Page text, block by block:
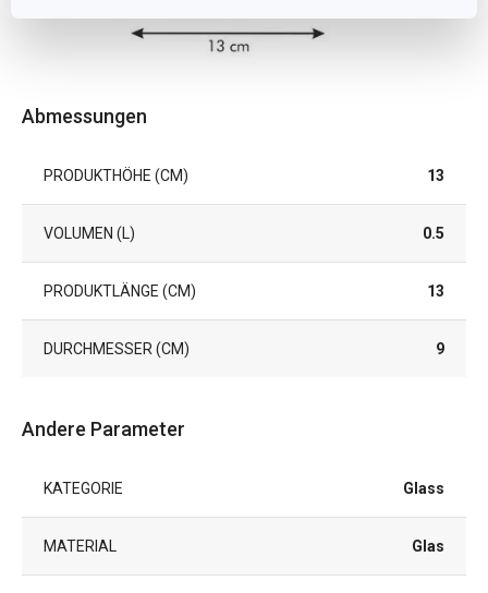
Abmessungen
PRODUKTHÖHE (CM) 13
VOLUMEN (L) 0.5
PRODUKTLÄNGE (CM) 13
DURCHMESSER (CM) 9
Andere Parameter
KATEGORIE Glass
MATERIAL Glas